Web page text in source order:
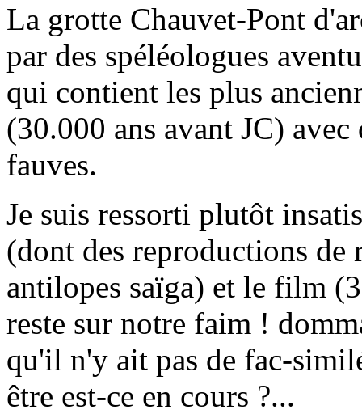
La grotte Chauvet-Pont
par des spéléologues
qui contient les plus
(30.000 ans avant JC)
fauves.
Je suis ressorti plutôt
(dont des reproductions de
antilopes saïga) et le film
reste sur notre faim !
qu'il n'y ait pas de fac-
être est-ce en cours ?...